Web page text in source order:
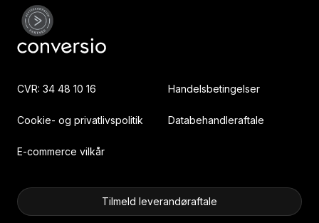
CVR: 34 48 10 16 Handelsbetingelser
Cookie- og privatlivspolitik Databehandleraftale
E-commerce vilkår
Tilmeld leverandøraftale